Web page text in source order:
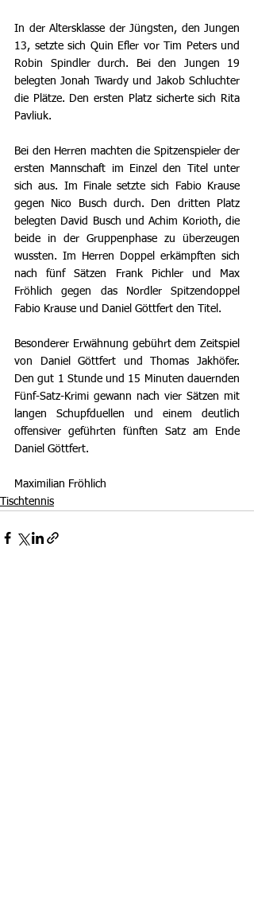
In der Altersklasse der Jüngsten, den Jungen
13, setzte sich Quin Efler vor Tim Peters und
Robin Spindler durch. Bei den Jungen 19
belegten Jonah Twardy und Jakob Schluchter
die Plätze. Den ersten Platz sicherte sich Rita
Pavliuk.
Bei den Herren machten die Spitzenspieler der
ersten Mannschaft im Einzel den Titel unter
sich aus. Im Finale setzte sich Fabio Krause
gegen Nico Busch durch. Den dritten Platz
belegten David Busch und Achim Korioth, die
beide in der Gruppenphase zu überzeugen
wussten. Im Herren Doppel erkämpften sich
nach fünf Sätzen Frank Pichler und Max
Fröhlich gegen das Nordler Spitzendoppel
Fabio Krause und Daniel Göttfert den Titel.
Besonderer Erwähnung gebührt dem Zeitspiel
von Daniel Göttfert und Thomas Jakhöfer.
Den gut 1 Stunde und 15 Minuten dauernden
Fünf-Satz-Krimi gewann nach vier Sätzen mit
langen Schupfduellen und einem deutlich
offensiver geführten fünften Satz am Ende
Daniel Göttfert.
Maximilian Fröhlich
Tischtennis